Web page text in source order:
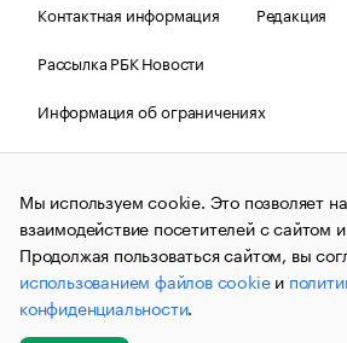
Контактная информация
Редакция
Рассылка РБК Новости
Информация об ограничениях
Правовая информация
О
© АО «РОСБИЗНЕСКОНСАЛТИНГ»,
и материалы информационного
(зарегистрировано Федеральной
связи, информационных технологий и
коммуникаций (Роскомнадзор)
№ФС77-63848) сопровождаются
публикации могут содержать информацию,
Мы используем cookie. Это позволяет
взаимодействие посетителей с сайтом
Продолжая пользоваться сайтом, вы
использованием файлов cookieи
конфиденциальности.